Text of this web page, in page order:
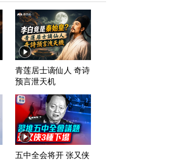
青莲居士谪仙人 奇诗
预言泄天机
五中全会将开 张又侠